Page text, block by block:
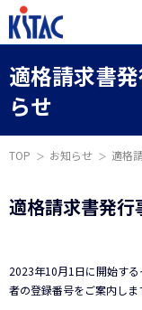
適格請求書
らせ
TOP お知らせ 適格
適格請求書発行
2023年10月1日に開始す
者の登録番号をご案内しま